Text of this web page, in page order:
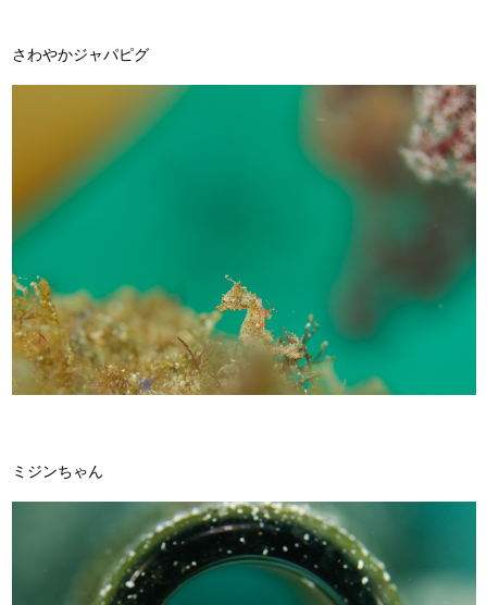
さわやかジャパピグ
ミジンちゃん